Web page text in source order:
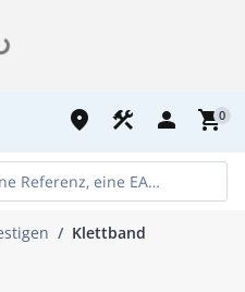
place construction person shopping_cart0
Klettband